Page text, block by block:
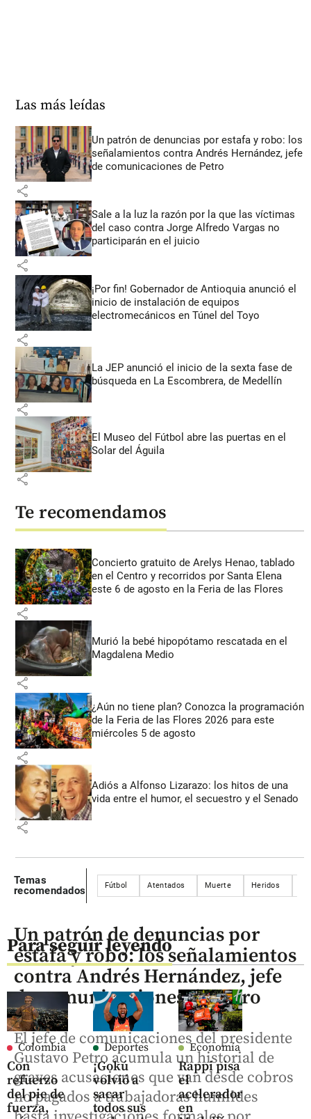
Las más leídas
Un patrón de denuncias por estafa y robo: los
señalamientos contra Andrés Hernández, jefe
de comunicaciones de Petro
share
Sale a la luz la razón por la que las víctimas
del caso contra Jorge Alfredo Vargas no
participarán en el juicio
share
¡Por fin! Gobernador de Antioquia anunció el
inicio de instalación de equipos
electromecánicos en Túnel del Toyo
share
La JEP anunció el inicio de la sexta fase de
búsqueda en La Escombrera, de Medellín
share
El Museo del Fútbol abre las puertas en el
Solar del Águila
share
Te recomendamos
Concierto gratuito de Arelys Henao, tablado
en el Centro y recorridos por Santa Elena
este 6 de agosto en la Feria de las Flores
share
Murió la bebé hipopótamo rescatada en el
Magdalena Medio
share
¿Aún no tiene plan? Conozca la programación
de la Feria de las Flores 2026 para este
miércoles 5 de agosto
share
Adiós a Alfonso Lizarazo: los hitos de una
vida entre el humor, el secuestro y el Senado
share
Temas
recomendados
Fútbol Atentados Muerte Heridos
Para seguir leyendo
Colombia
Con
refuerzo
del pie de
fuerza,
Deportes
¡Gokú
volvió a
sacar
todos sus
Economía
Rappi pisa
el
acelerador
en
Un patrón de denuncias por
estafa y robo: los señalamientos
contra Andrés Hernández, jefe
de comunicaciones de Petro
El jefe de comunicaciones del presidente
Gustavo Petro acumula un historial de
graves acusaciones que van desde cobros
no pagados a trabajadoras humildes